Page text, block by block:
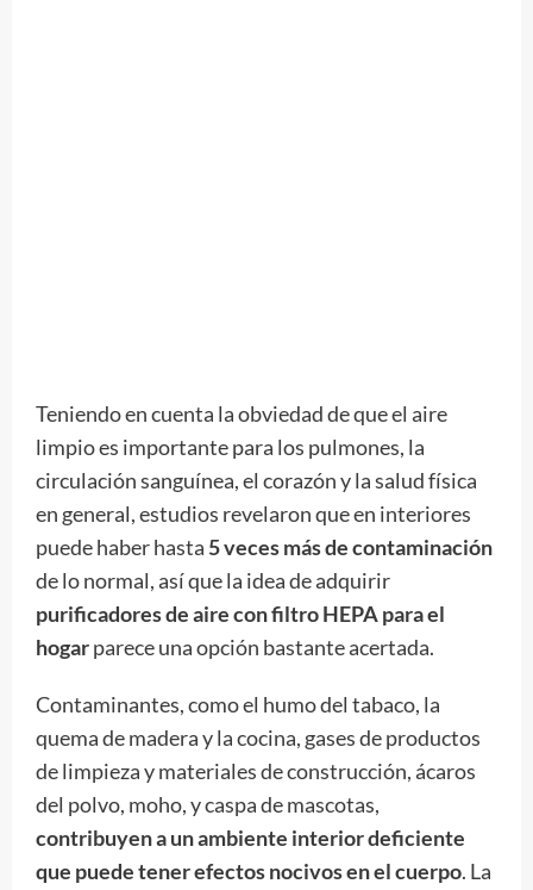
Teniendo en cuenta la obviedad de que el aire
limpio es importante para los pulmones, la
circulación sanguínea, el corazón y la salud física
en general, estudios revelaron que en interiores
puede haber hasta 5 veces más de contaminación
de lo normal, así que la idea de adquirir
purificadores de aire con filtro HEPA para el
hogarparece una opción bastante acertada.
Contaminantes, como el humo del tabaco, la
quema de madera y la cocina, gases de productos
de limpieza y materiales de construcción, ácaros
del polvo, moho, y caspa de mascotas,
contribuyen a un ambiente interior deficiente
que puede tener efectos nocivos en el cuerpo. La